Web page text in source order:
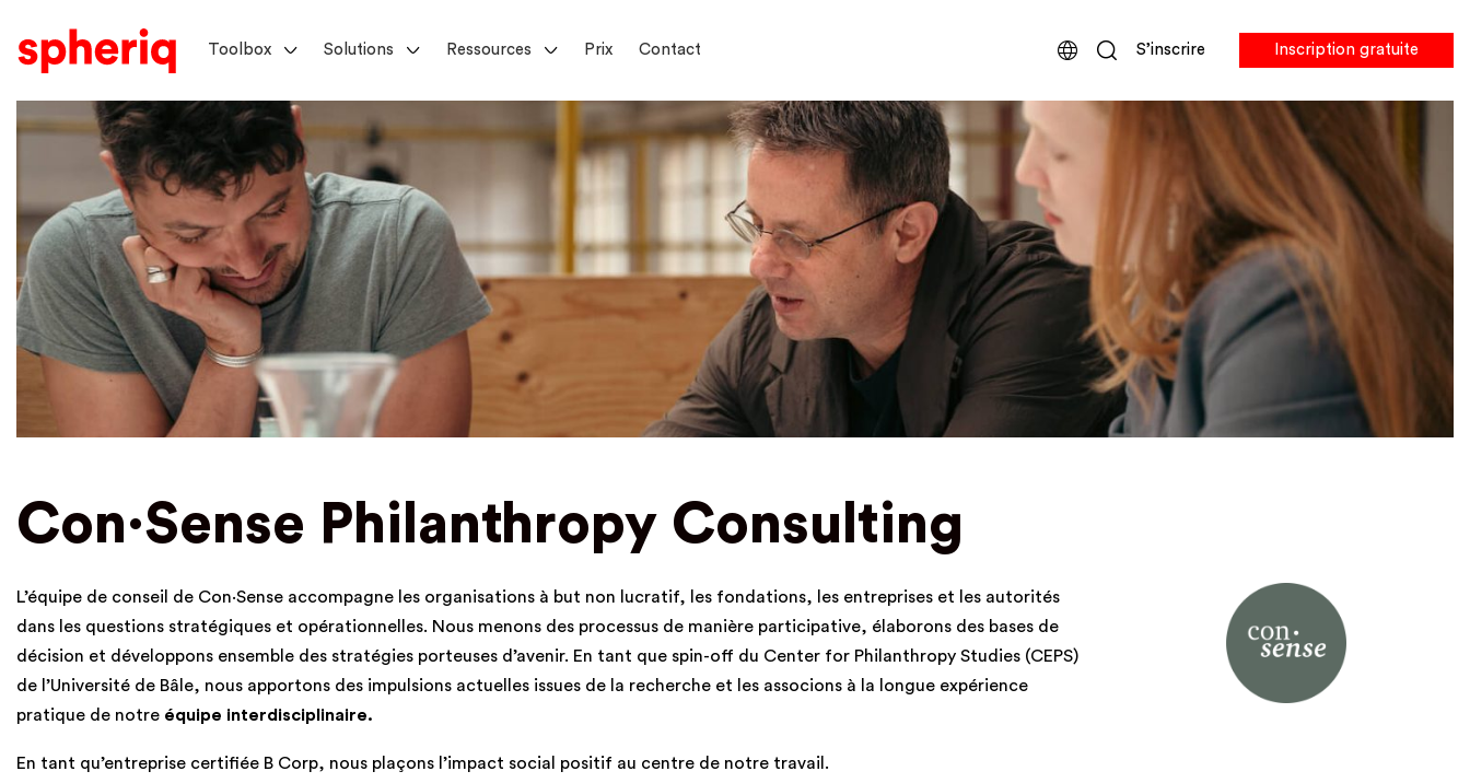
Toolbox Solutions Ressources Prix Contact S’inscrire Inscription gratuite
Con·Sense Philanthropy Consulting
L’équipe de conseil de Con·Sense accompagne les organisations à but non lucratif, les fondations, les entreprises et les autorités
dans les questions stratégiques et opérationnelles. Nous menons des processus de manière participative, élaborons des bases de
décision et développons ensemble des stratégies porteuses d’avenir. En tant que spin-off du Center for Philanthropy Studies (CEPS)
de l’Université de Bâle, nous apportons des impulsions actuelles issues de la recherche et les associons à la longue expérience
pratique de notre équipe interdisciplinaire.
En tant qu’entreprise certifiée B Corp, nous plaçons l’impact social positif au centre de notre travail.